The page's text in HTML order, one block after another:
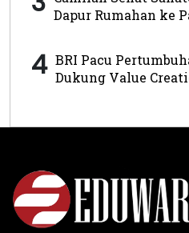
Dapur Rumahan ke
4 BRI Pacu
Dukung Value